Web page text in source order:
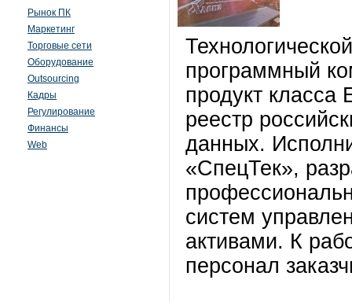
Рынок ПК
Маркетинг
Торговые сети
Оборудование
Outsourcing
Кадры
Регулирование
Финансы
Web
программный
продукт
реестр
данных.
«СпецТек»,
систем
активами. К
персонал